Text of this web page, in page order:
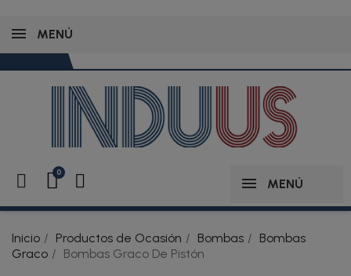
MENÚ
MENÚ
Inicio Productos de Ocasión Bombas
Bombas
Graco
Bombas Graco De Pistón